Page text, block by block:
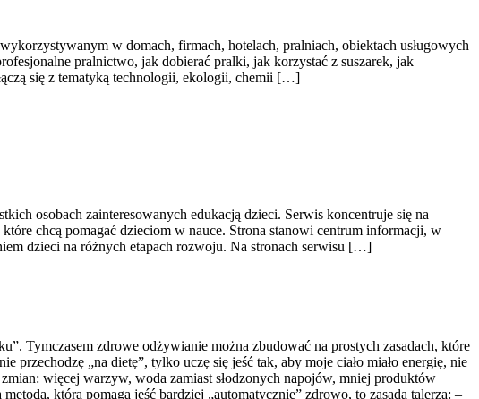
w domach, firmach, hotelach, pralniach, obiektach usługowych
pralnictwo, jak dobierać pralki, jak korzystać z suszarek, jak
się z tematyką technologii, ekologii, chemii […]
osobach zainteresowanych edukacją dzieci. Serwis koncentruje się na
chcą pomagać dzieciom w nauce. Strona stanowi centrum informacji, w
dzieci na różnych etapach rozwoju. Na stronach serwisu […]
Tymczasem zdrowe odżywianie można zbudować na prostych zasadach, które
„na dietę”, tylko uczę się jeść tak, aby moje ciało miało energię, nie
więcej warzyw, woda zamiast słodzonych napojów, mniej produktów
która pomaga jeść bardziej „automatycznie” zdrowo, to zasada talerza: –